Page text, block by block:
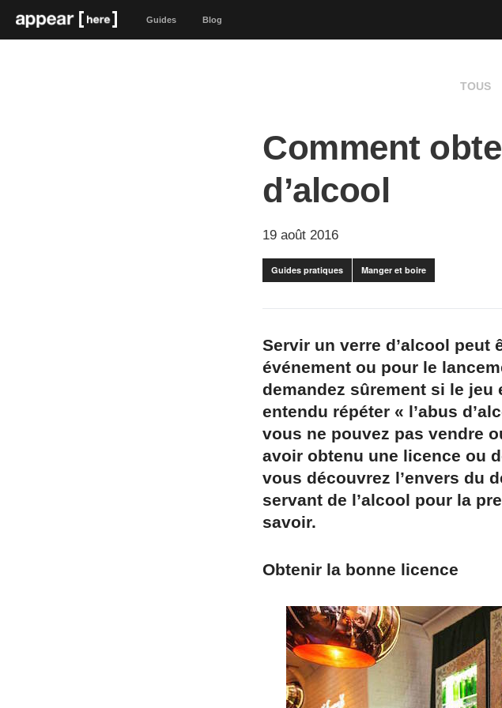
Guides Blog
TOUS
Comment
d’alcool
19 août 2016
Guides pratiques Manger et boire
Servir un verre d’alcool peut
événement ou pour le
demandez sûrement si le jeu
entendu répéter « l’abus
vous ne pouvez pas vendre
avoir obtenu une licence ou
vous découvrez l’envers du
servant de l’alcool pour la
savoir.
Obtenir la bonne licence